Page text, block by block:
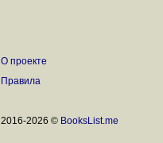
О проекте
Правила
2016-2026 © BooksList.me